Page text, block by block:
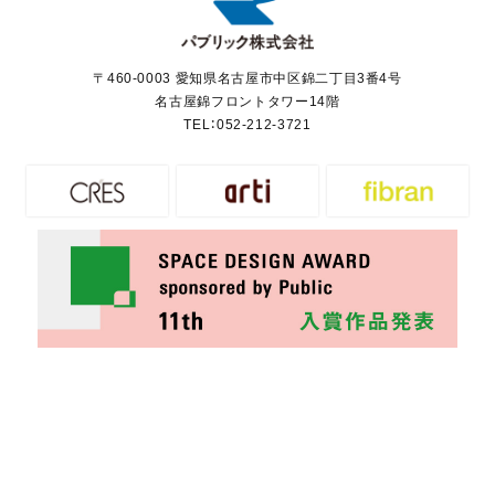
〒460-0003 愛知県名古屋市中区錦二丁目3番4号
名古屋錦フロントタワー14階
TEL：052-212-3721